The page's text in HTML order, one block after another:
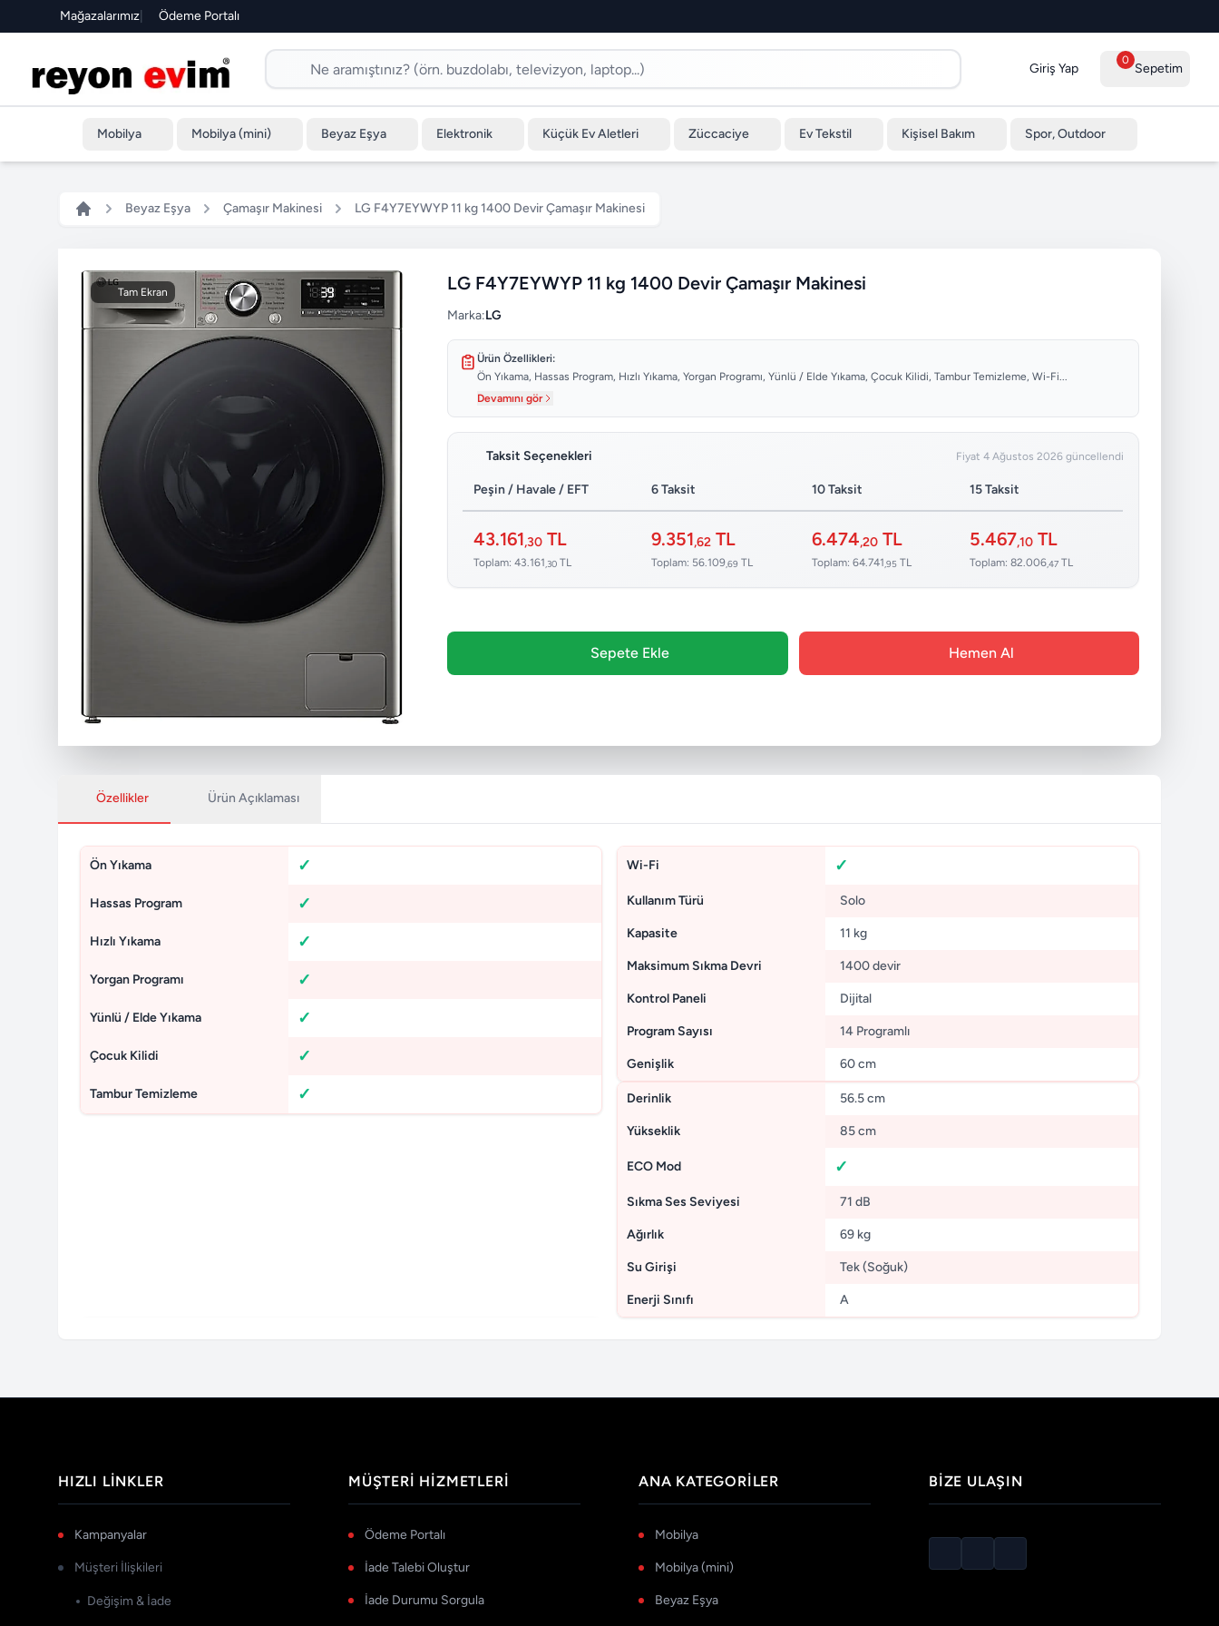
Mağazalarımız| Ödeme Portalı
Giriş Yap
0
Sepetim
Mobilya Mobilya (mini) Beyaz Eşya Elektronik Küçük Ev Aletleri Züccaciye Ev Tekstil Kişisel Bakım Spor, Outdoor
Beyaz Eşya Çamaşır Makinesi LG F4Y7EYWYP 11 kg 1400 Devir Çamaşır Makinesi
Tam Ekran LG F4Y7EYWYP 11 kg 1400 Devir Çamaşır Makinesi
Marka:LG
Ürün Özellikleri:
Ön Yıkama, Hassas Program, Hızlı Yıkama, Yorgan Programı, Yünlü / Elde Yıkama, Çocuk Kilidi, Tambur Temizleme, Wi-Fi...
Devamını gör
Taksit Seçenekleri Fiyat 4 Ağustos 2026 güncellendi
Peşin / Havale / EFT 6 Taksit 10 Taksit 15 Taksit
43.161,30 TL
Toplam: 43.161 ,30 TL
9.351,62 TL
Toplam: 56.109,69 TL
6.474,20 TL
Toplam: 64.741 ,95 TL
5.467,10 TL
Toplam: 82.006,47 TL
Sepete Ekle Hemen Al
Özellikler Ürün Açıklaması
Ön Yıkama
Hassas Program
Hızlı Yıkama
Yorgan Programı
Yünlü / Elde Yıkama
Çocuk Kilidi
Tambur Temizleme
Wi-Fi
Kullanım Türü Solo
Kapasite 11 kg
Maksimum Sıkma Devri 1400 devir
Kontrol Paneli Dijital
Program Sayısı 14 Programlı
Genişlik 60 cm
Derinlik 56.5 cm
Yükseklik 85 cm
ECO Mod
Sıkma Ses Seviyesi 71 dB
Ağırlık 69 kg
Su Girişi Tek (Soğuk)
Enerji Sınıfı A
HIZLI LINKLER
Kampanyalar
Müşteri İlişkileri
Değişim & İade
MÜŞTERI HIZMETLERI
Ödeme Portalı
İade Talebi Oluştur
İade Durumu Sorgula
ANA KATEGORILER
Mobilya
Mobilya (mini)
Beyaz Eşya
BIZE ULAŞIN